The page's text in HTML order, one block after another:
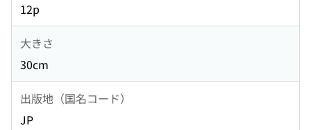
12p
大きさ
30cm
出版地（国名コード）
JP